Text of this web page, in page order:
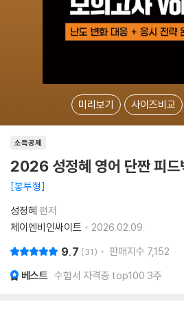
미리보기 사이즈비교
소득공제
2026 성정혜 영어 단짠 피
봉투형
성정혜 편저
제이엔비인싸이트
2026.02.09.
9.7 31 판매지수 7,152
베스트 수험서 자격증 top100 3주